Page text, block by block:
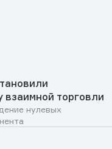
взаимной торговли
нулевых